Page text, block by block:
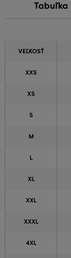
VEĽKOSŤ
XXS
XS
S
M
L
XL
XXL
XXXL
4XL